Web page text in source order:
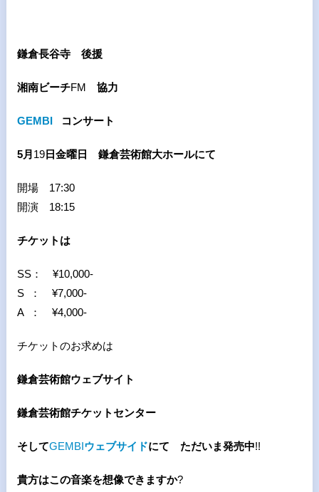
鎌倉長谷寺 後援
湘南ビーチFM 協力
GEMBI コンサート
5月 19日金曜日 鎌倉芸術館大ホールにて
開場 17:30
開演 18:15
チケットは
SS： ¥10,000-
S ： ¥7,000-
A ： ¥4,000-
チケットのお求めは
鎌倉芸術館ウェブサイト
鎌倉芸術館チケットセンター
そしてGEMBIウェブサイドにて ただいま発売中!!
貴方はこの音楽を想像できますか?